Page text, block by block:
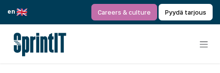
en
Careers & culture Pyydä tarjous